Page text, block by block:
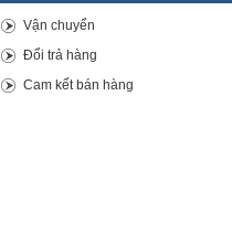
Vận chuyển
Đổi trả hàng
Cam kết bán hàng